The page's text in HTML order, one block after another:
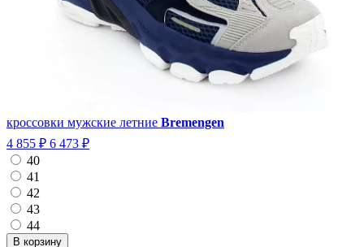
кроссовки мужские летние Bremengen
4 855 ₽ 6 473 ₽
40
41
42
43
44